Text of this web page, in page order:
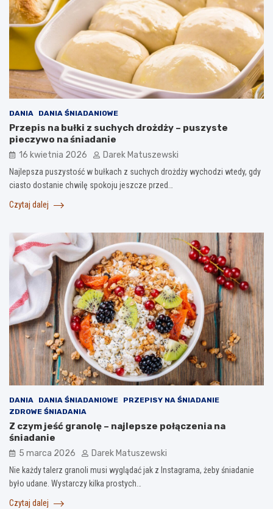
DANIA DANIA ŚNIADANIOWE
Przepis na bułki z suchych drożdży – puszyste
pieczywo na śniadanie
16 kwietnia 2026 Darek Matuszewski
Najlepsza puszystość w bułkach z suchych drożdży wychodzi wtedy, gdy
ciasto dostanie chwilę spokoju jeszcze przed…
Czytaj dalej
DANIA DANIA ŚNIADANIOWE
PRZEPISY NA ŚNIADANIE
ZDROWE ŚNIADANIA
Z czym jeść granolę – najlepsze połączenia na
śniadanie
5 marca 2026 Darek Matuszewski
Nie każdy talerz granoli musi wyglądać jak z Instagrama, żeby śniadanie
było udane. Wystarczy kilka prostych…
Czytaj dalej